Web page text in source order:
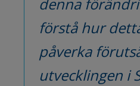
Lijiang Sun och Ma
Exploring Battery
Vehicles in China 1.0
Läs rapporten pdf, 1.1
denna
förstå hur
påverka
utvecklingen i